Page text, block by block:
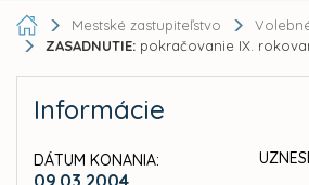
Mestské zastupiteľstvo
ZASADNUTIE: pokračovanie IX.
Informácie
DÁTUM KONANIA: